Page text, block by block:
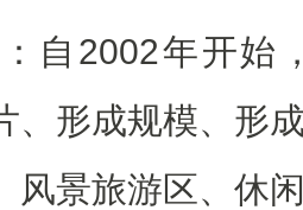
2002年开始
、形成规模、形
风景旅游区、休